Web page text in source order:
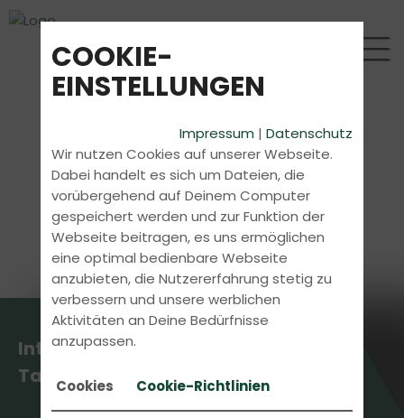
Intensivkurs Theorie in 7
Tagen
COOKIE-
EINSTELLUNGEN
Impressum |Datenschutz
Wir nutzen Cookies auf unserer Webseite.
Dabei handelt es sich um Dateien, die
vorübergehend auf Deinem Computer
gespeichert werden und zur Funktion der
Webseite beitragen, es uns ermöglichen
eine optimal bedienbare Webseite
anzubieten, die Nutzererfahrung stetig zu
verbessern und unsere werblichen
Aktivitäten an Deine Bedürfnisse
anzupassen.
Cookies Cookie-Richtlinien